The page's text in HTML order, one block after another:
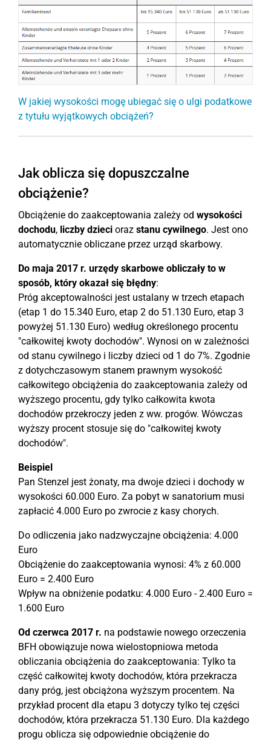
W jakiej wysokości mogę ubiegać się o ulgi podatkowe
z tytułu wyjątkowych obciążeń?
Jak oblicza się dopuszczalne
obciążenie?
Obciążenie do zaakceptowania zależy od wysokości
dochodu, liczby dzieci oraz stanu cywilnego. Jest ono
automatycznie obliczane przez urząd skarbowy.
Do maja 2017 r. urzędy skarbowe obliczały to w
sposób, który okazał się błędny:
Próg akceptowalności jest ustalany w trzech etapach
(etap 1 do 15.340 Euro, etap 2 do 51.130 Euro, etap 3
powyżej 51.130 Euro) według określonego procentu
"całkowitej kwoty dochodów". Wynosi on w zależności
od stanu cywilnego i liczby dzieci od 1 do 7%. Zgodnie
z dotychczasowym stanem prawnym wysokość
całkowitego obciążenia do zaakceptowania zależy od
wyższego procentu, gdy tylko całkowita kwota
dochodów przekroczy jeden z ww. progów. Wówczas
wyższy procent stosuje się do "całkowitej kwoty
dochodów".
Beispiel
Pan Stenzel jest żonaty, ma dwoje dzieci i dochody w
wysokości 60.000 Euro. Za pobyt w sanatorium musi
zapłacić 4.000 Euro po zwrocie z kasy chorych.
Do odliczenia jako nadzwyczajne obciążenia: 4.000
Euro
Obciążenie do zaakceptowania wynosi: 4% z 60.000
Euro = 2.400 Euro
Wpływ na obniżenie podatku: 4.000 Euro - 2.400 Euro =
1.600 Euro
Od czerwca 2017 r. na podstawie nowego orzeczenia
BFH obowiązuje nowa wielostopniowa metoda
obliczania obciążenia do zaakceptowania: Tylko ta
część całkowitej kwoty dochodów, która przekracza
dany próg, jest obciążona wyższym procentem. Na
przykład procent dla etapu 3 dotyczy tylko tej części
dochodów, która przekracza 51.130 Euro. Dla każdego
progu oblicza się odpowiednie obciążenie do